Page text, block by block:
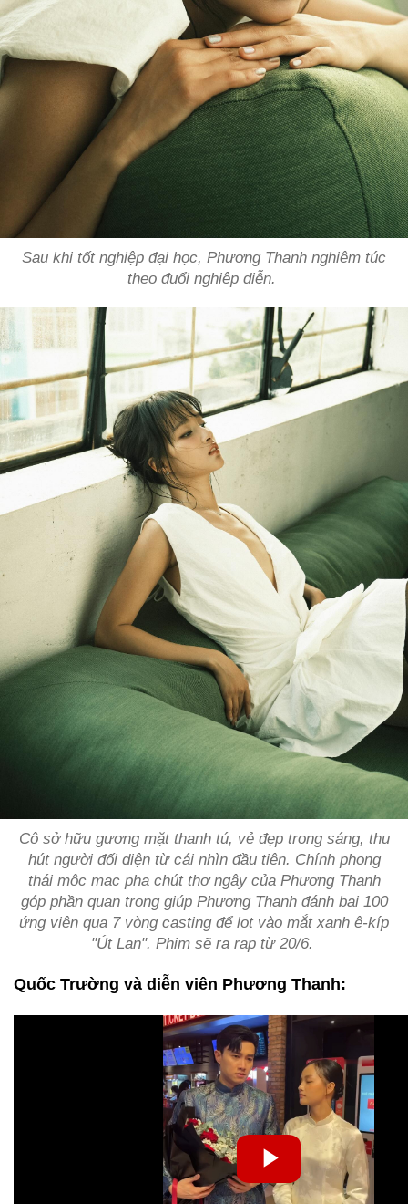
Sau khi tốt nghiệp đại học, Phương Thanh nghiêm túc
theo đuổi nghiệp diễn.
Cô sở hữu gương mặt thanh tú, vẻ đẹp trong sáng, thu
hút người đối diện từ cái nhìn đầu tiên. Chính phong
thái mộc mạc pha chút thơ ngây của Phương Thanh
góp phần quan trọng giúp Phương Thanh đánh bại 100
ứng viên qua 7 vòng casting để lọt vào mắt xanh ê-kíp
"Út Lan". Phim sẽ ra rạp từ 20/6.
Quốc Trường và diễn viên Phương Thanh: